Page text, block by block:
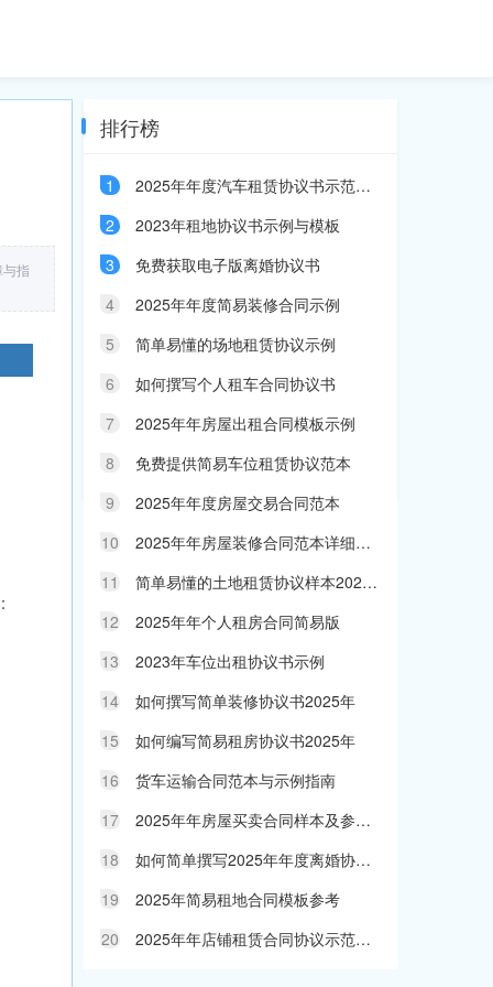
指
排行榜
1
2025年年度汽车租赁协议书示范文本
2
2023年租地协议书示例与模板
3
免费获取电子版离婚协议书
4
2025年年度简易装修合同示例
5
简单易懂的场地租赁协议示例
6
如何撰写个人租车合同协议书
7
2025年年房屋出租合同模板示例
8
免费提供简易车位租赁协议范本
9
2025年年度房屋交易合同范本
10
2025年年房屋装修合同范本详细解读
11
简单易懂的土地租赁协议样本2025年
12
2025年年个人租房合同简易版
13
2023年车位出租协议书示例
14
如何撰写简单装修协议书2025年
15
如何编写简易租房协议书2025年
16
货车运输合同范本与示例指南
17
2025年年房屋买卖合同样本及参考指南
18
如何简单撰写2025年年度离婚协议书
19
2025年简易租地合同模板参考
20
2025年年店铺租赁合同协议示范文本